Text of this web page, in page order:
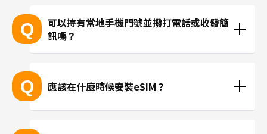
※產品推陳出新，可能無法列出所有最新的型號。
※無法透過個別的查詢確認您的設備是否支援eSIM功
能。
Q
可以持有當地手機門號並撥打電話或收發簡
訊嗎？
LINE或Instagram等使用網路連線進行通話。
Q 應該在什麼時候安裝eSIM？